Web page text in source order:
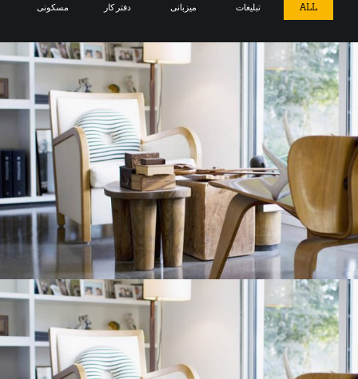
ALL تبلیغات میزبانی دفتر کار مسکونی